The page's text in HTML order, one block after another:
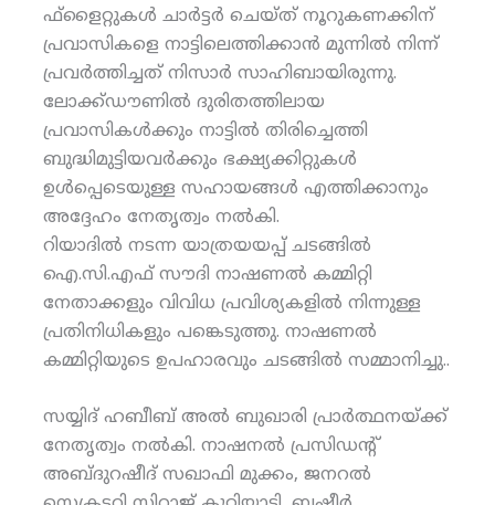
ഫ്‌ളൈറ്റുകള്‍ ചാര്‍ട്ടര്‍ ചെയ്ത് നൂറുകണക്കിന്
പ്രവാസികളെ നാട്ടിലെത്തിക്കാന്‍ മുന്നില്‍ നിന്ന്
പ്രവര്‍ത്തിച്ചത് നിസാര്‍ സാഹിബായിരുന്നു.
ലോക്ക്ഡൗണില്‍ ദുരിതത്തിലായ
പ്രവാസികള്‍ക്കും നാട്ടില്‍ തിരിച്ചെത്തി
ബുദ്ധിമുട്ടിയവര്‍ക്കും ഭക്ഷ്യക്കിറ്റുകള്‍
ഉള്‍പ്പെടെയുള്ള സഹായങ്ങള്‍ എത്തിക്കാനും
അദ്ദേഹം നേതൃത്വം നല്‍കി.
റിയാദില്‍ നടന്ന യാത്രയയപ്പ് ചടങ്ങില്‍
ഐ.സി.എഫ് സൗദി നാഷണല്‍ കമ്മിറ്റി
നേതാക്കളും വിവിധ പ്രവിശ്യകളില്‍ നിന്നുള്ള
പ്രതിനിധികളും പങ്കെടുത്തു. നാഷണല്‍
കമ്മിറ്റിയുടെ ഉപഹാരവും ചടങ്ങില്‍ സമ്മാനിച്ചു..
സയ്യിദ് ഹബീബ് അല്‍ ബുഖാരി പ്രാര്‍ത്ഥനയ്ക്ക്
നേതൃത്വം നല്‍കി. നാഷനല്‍ പ്രസിഡന്റ്
അബ്ദുറഷീദ് സഖാഫി മുക്കം, ജനറല്‍